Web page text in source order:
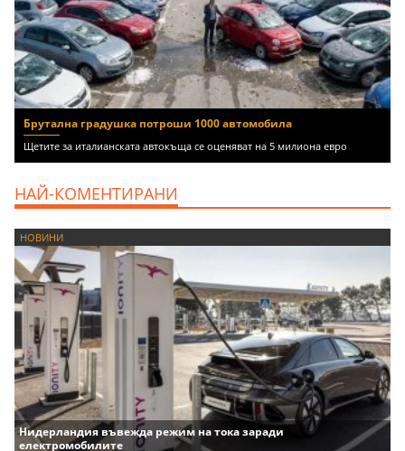
Брутална градушка потроши 1000 автомобила
Щетите за италианската автокъща се оценяват на 5 милиона евро
НАЙ-КОМЕНТИРАНИ
НОВИНИ
Нидерландия въвежда режим на тока заради
електромобилите